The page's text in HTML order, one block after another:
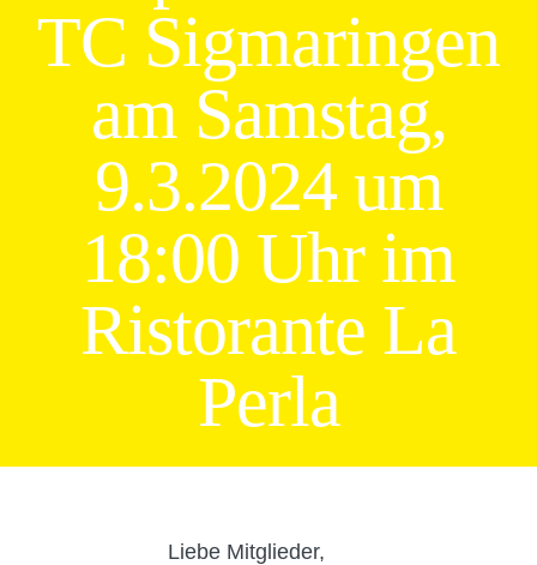
TC Sigmaringen
am Samstag,
9.3.2024 um
18:00 Uhr im
Ristorante La
Perla
Liebe Mitglieder,